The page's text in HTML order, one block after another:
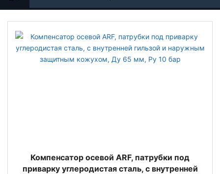
Компенсатор осевой ARF, патрубки под
приварку углеродистая сталь, с внутренней